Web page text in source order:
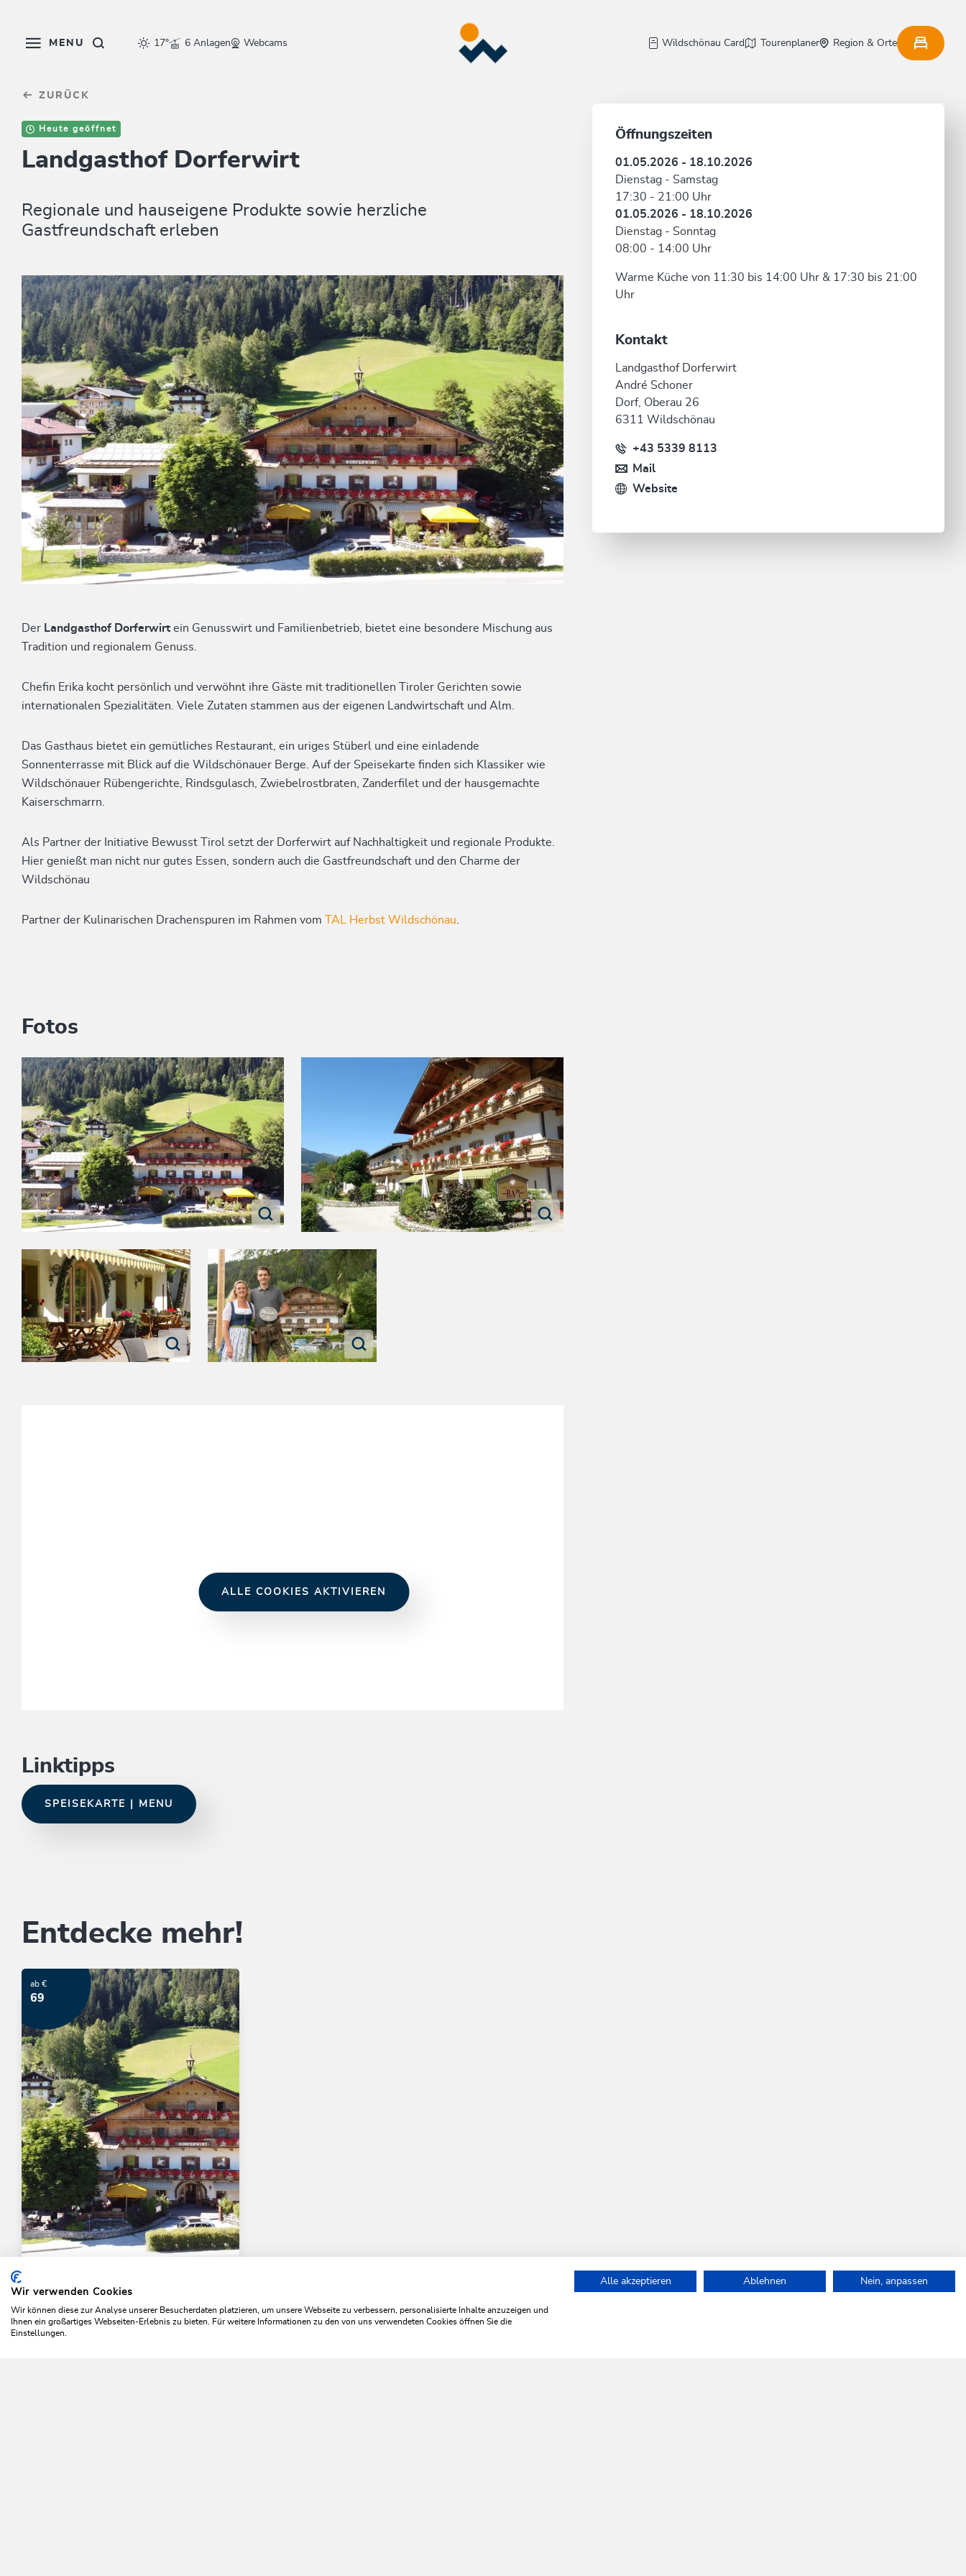
MENU 17° 6 Anlagen Webcams Wildschönau Card Tourenplaner Region & Orte
ZURÜCK
Heute geöffnet
Landgasthof Dorferwirt
Regionale und hauseigene Produkte sowie herzliche
Gastfreundschaft erleben
Der Landgasthof Dorferwirt ein Genusswirt und Familienbetrieb, bietet eine besondere Mischung aus
Tradition und regionalem Genuss.
Chefin Erika kocht persönlich und verwöhnt ihre Gäste mit traditionellen Tiroler Gerichten sowie
internationalen Spezialitäten. Viele Zutaten stammen aus der eigenen Landwirtschaft und Alm.
Das Gasthaus bietet ein gemütliches Restaurant, ein uriges Stüberl und eine einladende
Sonnenterrasse mit Blick auf die Wildschönauer Berge. Auf der Speisekarte finden sich Klassiker wie
Wildschönauer Rübengerichte, Rindsgulasch, Zwiebelrostbraten, Zanderfilet und der hausgemachte
Kaiserschmarrn.
Als Partner der Initiative Bewusst Tirol setzt der Dorferwirt auf Nachhaltigkeit und regionale Produkte.
Hier genießt man nicht nur gutes Essen, sondern auch die Gastfreundschaft und den Charme der
Wildschönau
Partner der Kulinarischen Drachenspuren im Rahmen vom TAL Herbst Wildschönau
Fotos
ALLE COOKIES AKTIVIEREN
Linktipps
SPEISEKARTE | MENU
Öffnungszeiten
01.05.2026 - 18.10.2026
Dienstag - Samstag
17:30 - 21:00 Uhr
01.05.2026 - 18.10.2026
Dienstag - Sonntag
08:00 - 14:00 Uhr
Warme Küche von 11:30 bis 14:00 Uhr & 17:30 bis 21:00
Uhr
Kontakt
Landgasthof Dorferwirt
André Schoner
Dorf, Oberau 26
6311 Wildschönau
+43 5339 8113
Mail
Website
Entdecke mehr!
ANGEBOT ANSEHEN
ab €
69
Wir verwenden Cookies
Wir können diese zur Analyse unserer Besucherdaten platzieren, um unsere Webseite zu verbessern, personalisierte Inhalte anzuzeigen und
Ihnen ein großartiges Webseiten-Erlebnis zu bieten. Für weitere Informationen zu den von uns verwendeten Cookies öffnen Sie die
Einstellungen.
Alle akzeptieren Ablehnen Nein, anpassen